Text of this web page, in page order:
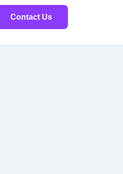
Contact Us